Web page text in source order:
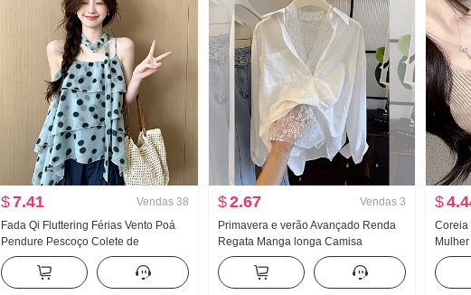
$7.41 Vendas 38
Fada Qi Fluttering Férias Vento Poá
Pendure Pescoço Colete de
suspensórios 2026 Verão Dopamina
Bolo Pompón Camisa de boneca Top
$2.67 Vendas 3
Primavera e verão Avançado Renda
Regata Manga longa Camisa
feminino Solto Conjunto de duas
peças Doce Fresco
$
Coreia
Manga